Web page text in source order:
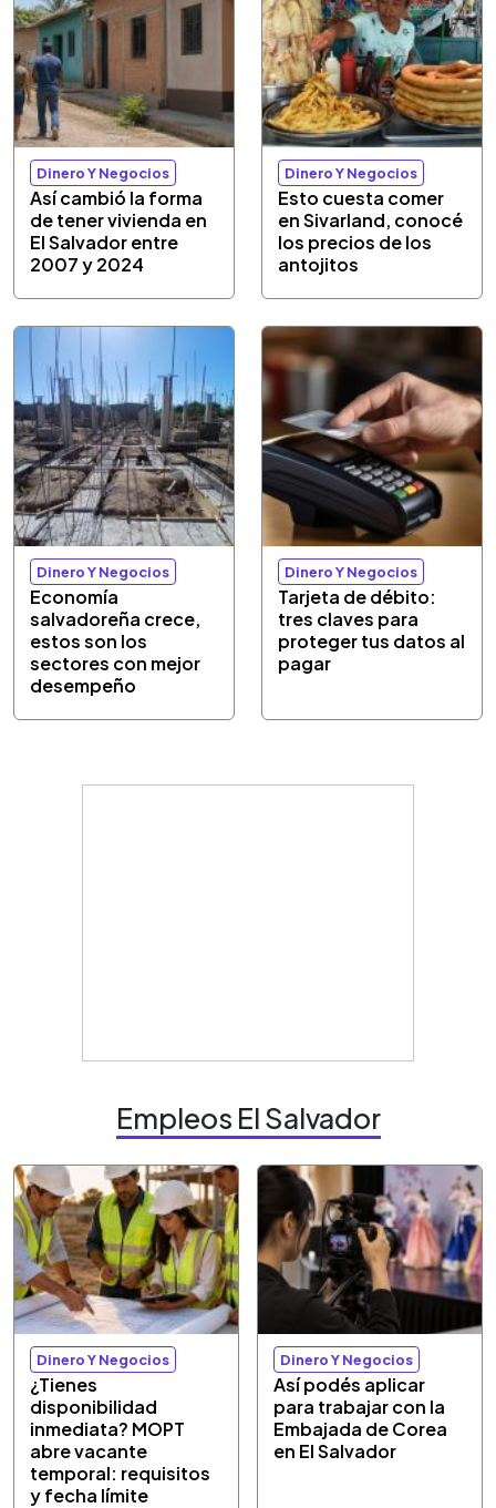
Dinero Y Negocios
Así cambió la forma
de tener vivienda en
El Salvador entre
2007 y 2024
Dinero Y Negocios
Esto cuesta comer
en Sivarland, conocé
los precios de los
antojitos
Dinero Y Negocios
Economía
salvadoreña crece,
estos son los
sectores con mejor
desempeño
Dinero Y Negocios
Tarjeta de débito:
tres claves para
proteger tus datos al
pagar
Empleos El Salvador
Dinero Y Negocios
¿Tienes
disponibilidad
inmediata? MOPT
abre vacante
temporal: requisitos
y fecha límite
Dinero Y Negocios
Así podés aplicar
para trabajar con la
Embajada de Corea
en El Salvador